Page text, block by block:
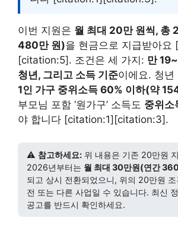
이번 지원은 월 최대 20만 원씩, 총
480만 원)을 현금으로 지급받아요
[citation:5]. 조건은 세 가지: 만
청년, 그리고 소득 기준이에요. 청년
1인 가구 중위소득 60% 이하(약
부모님 포함 ‘원가구’ 소득도 중위소
야 합니다 [citation:1][citation:3].
⚠️ 참고하세요: 위 내용은 기존 20만원
2026년부터는 월 최대 30만원(연간
되고 상시 전환되었으니, 위의 20만원
전 또는 다른 사업일 수 있습니다. 최신
공고를 반드시 확인하세요.